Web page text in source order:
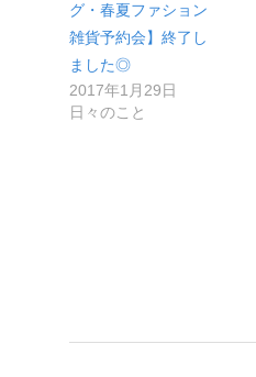
グ・春夏ファション
雑貨予約会】終了し
ました◎
2017年1月29日
日々のこと